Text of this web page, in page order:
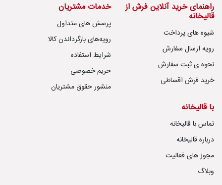
راهنمای خرید آنلاین فرش از
قالیخانه
شیوه های پرداخت
رویه ارسال سفارش
نحوه ی ثبت سفارش
خرید فرش اقساطی
خدمات مشتریان
پرسش های متداول
رویه‌های بازگرداندن کالا
شرایط استفاده
حریم خصوصی
منشور حقوق مشتریان
با قالیخانه
تماس با قالیخانه
درباره قالیخانه
مجوز های فعالیت
وبلاگ